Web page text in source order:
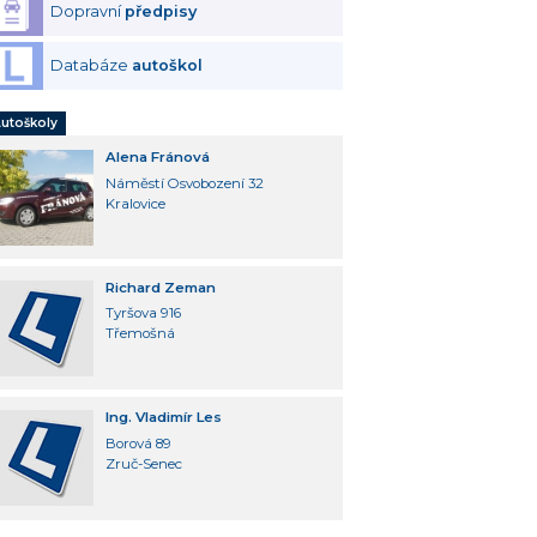
Dopravní předpisy
Databáze autoškol
Alena Fránová
Náměstí Osvobození 32
Kralovice
Richard Zeman
Tyršova 916
Třemošná
Ing. Vladimír Les
Borová 89
Zruč-Senec